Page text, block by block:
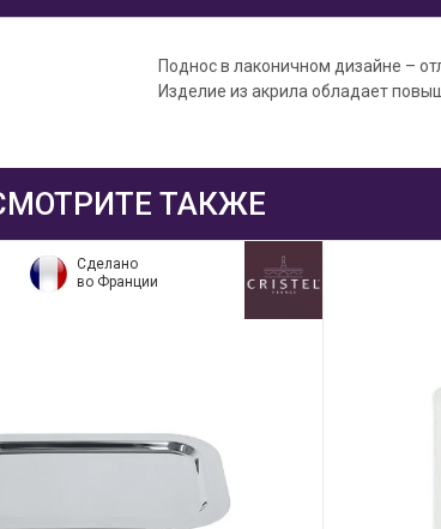
Поднос в лаконичном дизайне –
Изделие из акрила обладает
ТАКЖЕ
Сделано
во Франции